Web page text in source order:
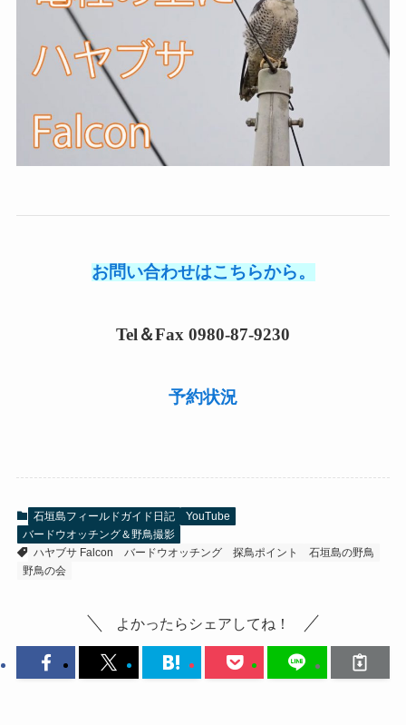
お問い合わせはこちらから。
Tel＆Fax 0980-87-9230
予約状況
石垣島フィールドガイド日記
YouTube
バードウオッチング＆野鳥撮影
ハヤブサ Falcon
バードウオッチング 探鳥ポイント
石垣島の野鳥
野鳥の会
よかったらシェアしてね！